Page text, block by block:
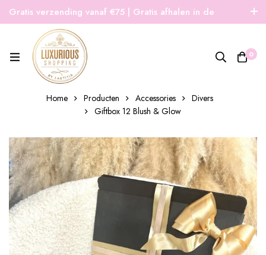
Gratis verzending vanaf €75 | Gratis afhalen in de
winkel | Snelle verzending
0
Home Producten Accessories
Divers
Giftbox 12 Blush & Glow